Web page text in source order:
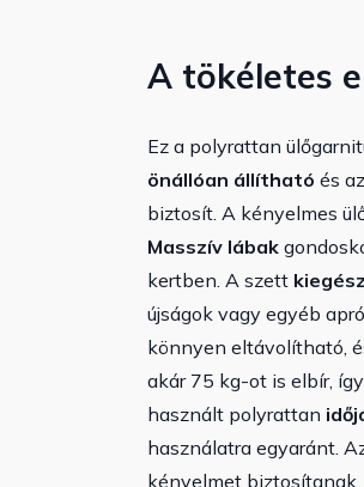
A tökéletes
Ez a polyrattan
önállóan állítható és
biztosít. A kényelmes
Masszív lábak
kertben. A szett
újságok vagy egyéb
könnyen eltávolítható,
akár 75 kg-ot is elbír,
használt polyrattan
használatra egyaránt.
kényelmet biztosítanak.